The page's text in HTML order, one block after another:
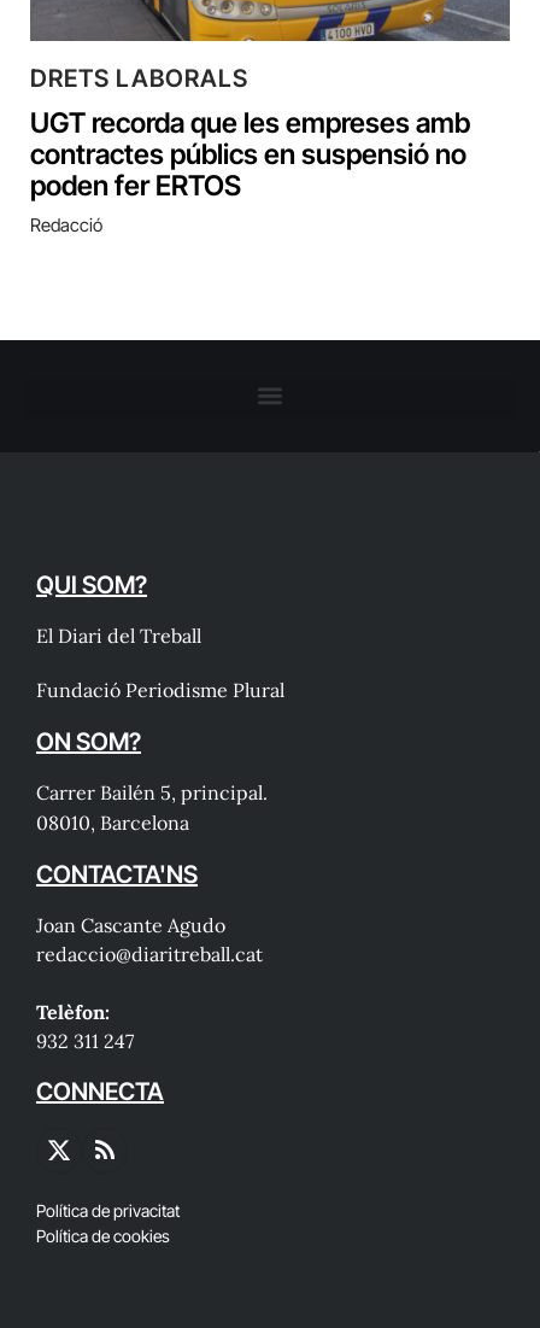
DRETS LABORALS
UGT recorda que les empreses amb
contractes públics en suspensió no
poden fer ERTOS
Redacció
QUI SOM?
El Diari del Treball
Fundació Periodisme Plural
ON SOM?
Carrer Bailén 5, principal.
08010, Barcelona
CONTACTA'NS
Joan Cascante Agudo
redaccio@diaritreball.cat
Telèfon:
932 311 247
CONNECTA
X
RSS
Política de privacitat
Política de cookies